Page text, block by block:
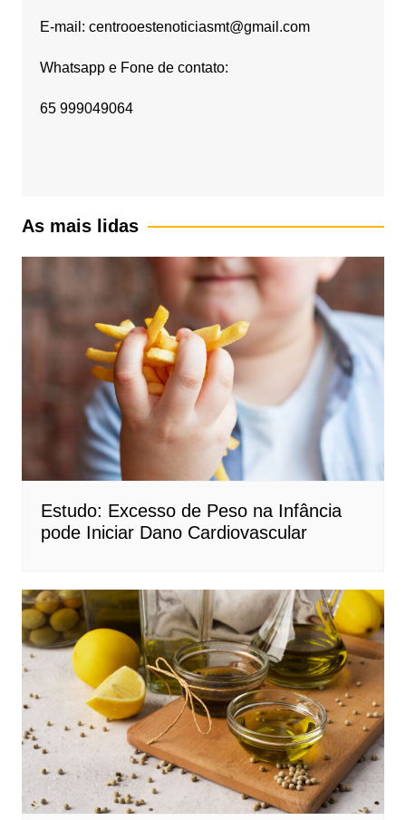
E-mail: centrooestenoticiasmt@gmail.com
Whatsapp e Fone de contato:
65 999049064
As mais lidas
Estudo: Excesso de Peso na Infância
pode Iniciar Dano Cardiovascular